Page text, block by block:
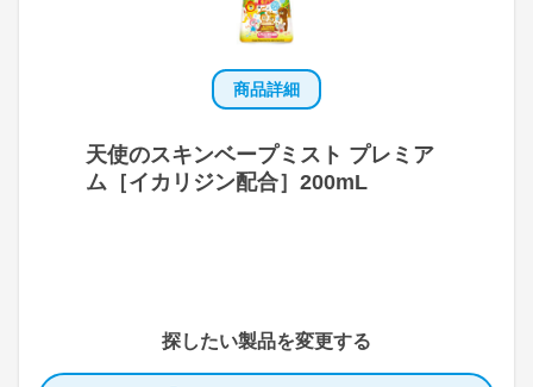
商品詳細
天使のスキンベープミスト プレミア
ム［イカリジン配合］200mL
探したい製品を変更する